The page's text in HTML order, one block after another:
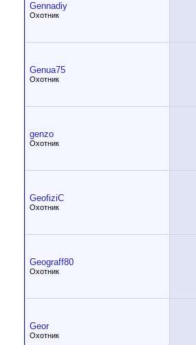
Gennadiy
Охотник
Genua75
Охотник
genzo
Охотник
GeofiziC
Охотник
Geograff80
Охотник
Geor
Охотник